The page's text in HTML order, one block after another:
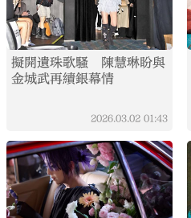
擬開遺珠歌騷 陳慧琳盼與
金城武再續銀幕情
2026.03.02 01:43